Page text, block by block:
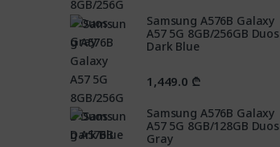
Samsung A576B Galaxy
A57 5G 8GB/256GB Duos
Dark Blue
1,449.0 ₾
Samsung A576B Galaxy
A57 5G 8GB/128GB Duos
Gray